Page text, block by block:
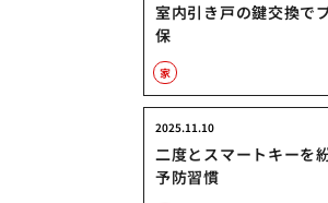
室内引き戸の鍵交換で
保
家
二度とスマートキーを
予防習慣
2025.11.10